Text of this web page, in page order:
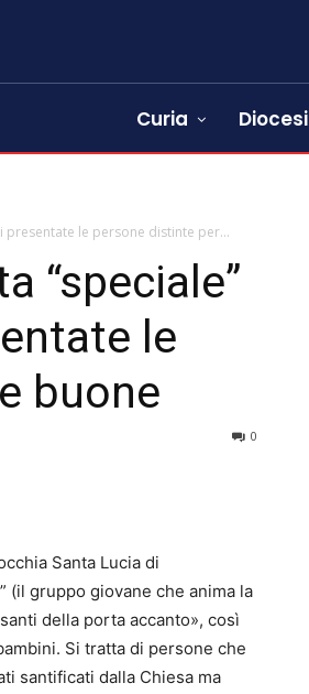
Curia Diocesi
presentate le persone distinte per...
“speciale”
le
buone
0
Santa Lucia di
(il gruppo giovane che anima la
della porta accanto», così
Si tratta di persone che
santificati dalla Chiesa ma